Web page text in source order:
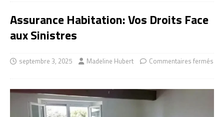
Assurance Habitation: Vos Droits Face
aux Sinistres
septembre 3, 2025 Madeline Hubert Commentaires fermés